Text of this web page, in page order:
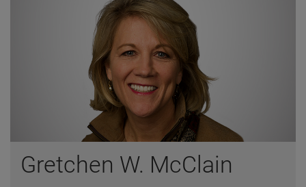
Gretchen W. McClain